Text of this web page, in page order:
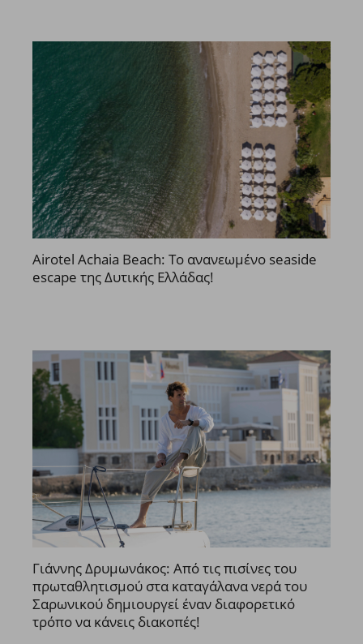
Airotel Achaia Beach: Το ανανεωμένο seaside
escape της Δυτικής Ελλάδας!
Γιάννης Δρυμωνάκος: Από τις πισίνες του
πρωταθλητισμού στα καταγάλανα νερά του
Σαρωνικού δημιουργεί έναν διαφορετικό
τρόπο να κάνεις διακοπές!